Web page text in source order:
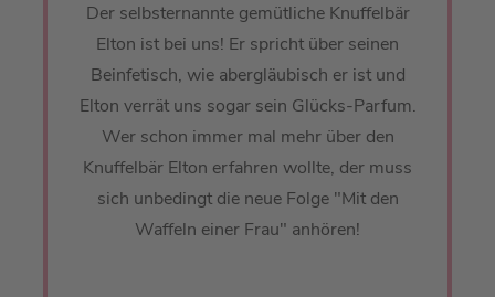
Der selbsternannte gemütliche Knuffelbär
Elton ist bei uns! Er spricht über seinen
Beinfetisch, wie abergläubisch er ist und
Elton verrät uns sogar sein Glücks-Parfum.
Wer schon immer mal mehr über den
Knuffelbär Elton erfahren wollte, der muss
sich unbedingt die neue Folge "Mit den
Waffeln einer Frau" anhören!